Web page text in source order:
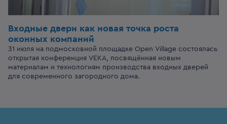
Входные двери как новая точка роста
оконных компаний
31 июля на подмосковной площадке Open Village состоялась
открытая конференция VEKA, посвящённая новым
материалам и технологиям производства входных дверей
для современного загородного дома.